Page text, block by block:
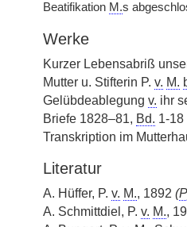
Beatifikation M.s
Werke
Kurzer Lebensabriß
Mutter u. Stifterin P. v. M.
Gelübdeablegung v. ihr
Briefe 1828–81, Bd. 1-18
Transkription im
Literatur
A. Hüffer, P. v. M., 1892 (P
A. Schmittdiel, P. v. M.,